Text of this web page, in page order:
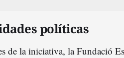
políticas
de la iniciativa, la Fundació